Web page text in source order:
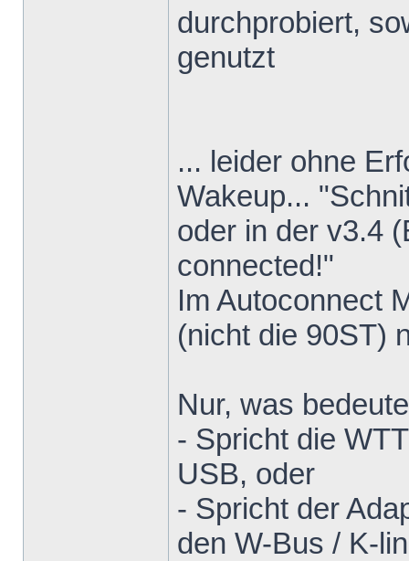
durchprobiert,
genutzt
... leider ohne
Wakeup...
oder in der v3.4
connected!"
Im Autoconnect
(nicht die 90ST)
Nur, was
- Spricht die
USB, oder
- Spricht der
den W-Bus / K-